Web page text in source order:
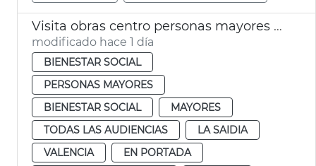
Visita obras centro personas mayores Sant Antoni València
modificado hace 1 día
BIENESTAR SOCIAL
PERSONAS MAYORES
BIENESTAR SOCIAL
MAYORES
TODAS LAS AUDIENCIAS
LA SAIDIA
VALENCIA
EN PORTADA